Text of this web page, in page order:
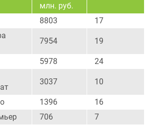
млн. руб.
8803 17
7954 19
5978 24
3037 10
1396
16
706
7